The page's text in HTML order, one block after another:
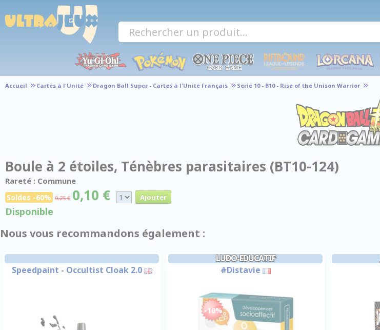
Accueil Cartes à l'Unité Dragon Ball Super - Cartes à l'Unité Français Serie 10 - B10 - Rise of the Unison Warrior
Boule à 2 étoiles, Ténèbres parasitaires (BT10-124)
Rareté : Commune
Soldes -60% 0,25 € 0,10 €
Disponible
Nous vous recommandons également :
Speedpaint - Occultist Cloak 2.0
LUDO-EDUCATIF
#Distavie
-10%
Panneau de gestion des cookies